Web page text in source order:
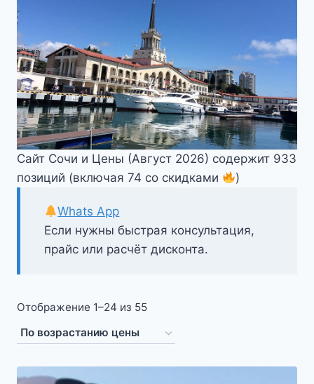
Сайт Сочи и Цены (Август 2026) содержит 933
позиций (включая 74 со скидками
)
Если нужны быстрая консультация,
прайс или расчёт дисконта.
Whats App
Отображение 1–24 из 55Цены:
возрастанию